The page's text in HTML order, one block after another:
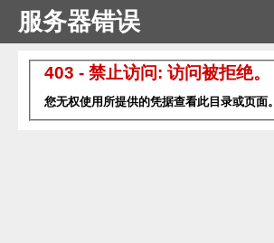
服务器错误
403 - 禁止访问: 访问被拒绝。
您无权使用所提供的凭据查看此目录或页面。